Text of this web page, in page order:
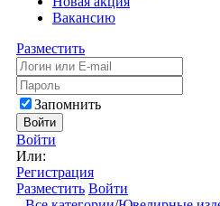
Вакансию
Разместить
Запомнить
Войти
Войти
Или:
Регистрация
Разместить Войти